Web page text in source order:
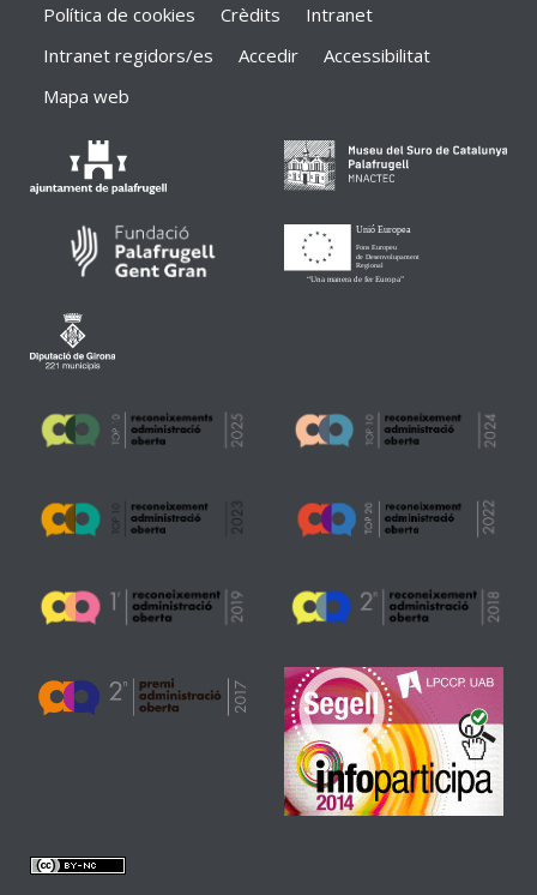
Política de cookies
Crèdits
Intranet
Intranet regidors/es
Accedir
Accessibilitat
Mapa web